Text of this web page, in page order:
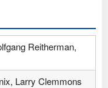
Reitherman,
Larry Clemmons